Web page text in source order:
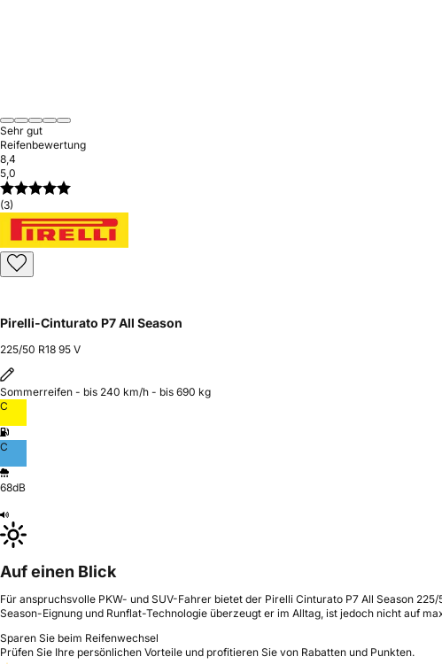
Sehr gut
Reifenbewertung
8,4
5,0
(3)
Pirelli-Cinturato P7 All Season
225/50 R18 95 V
Sommerreifen - bis 240 km/h - bis 690 kg
C
C
68dB
Auf einen Blick
Für anspruchsvolle PKW- und SUV-Fahrer bietet der Pirelli Cinturato P7 All Season
Season-Eignung und Runflat-Technologie überzeugt er im Alltag, ist jedoch nicht auf
Sparen Sie beim Reifenwechsel
Prüfen Sie Ihre persönlichen Vorteile und profitieren Sie von Rabatten und Punkten.